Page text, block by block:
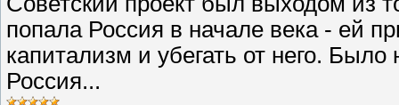
попала Россия в начале века - ей
капитализм и убегать от него.
Россия...